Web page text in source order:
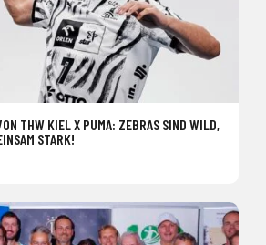
THW KIEL X PUMA: ZEBRAS SIND WILD,
STARK!